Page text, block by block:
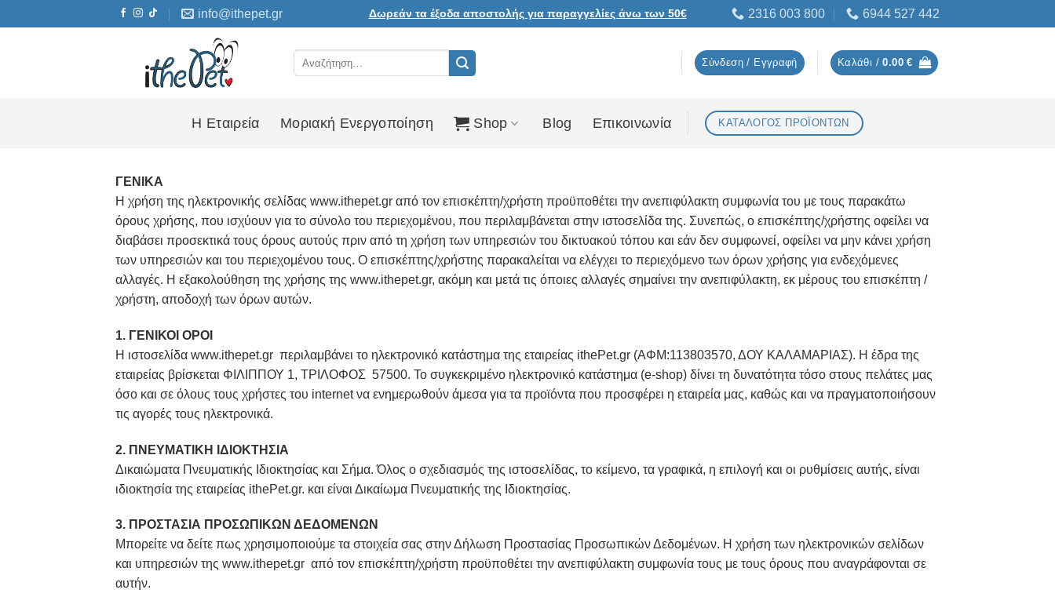
to
info@ithepet.gr Δωρεάν τα έξοδα αποστολής για παραγγελίες άνω των 50€ 2316 003 800 6944 527 442
Σύνδεση / Εγγραφή Καλάθι /0.00€
Η Εταιρεία Μοριακή Ενεργοποίηση Shop Blog Επικοινωνία ΚΑΤΑΛΟΓΟΣ ΠΡΟΪΟΝΤΩΝ
ΓΕΝΙΚΑ
Η χρήση της ηλεκτρονικής σελίδας www.ithepet.gr από τον επισκέπτη/χρήστη προϋποθέτει την ανεπιφύλακτη συμφωνία του με τους παρακάτω
όρους χρήσης, που ισχύουν για το σύνολο του περιεχομένου, που περιλαμβάνεται στην ιστοσελίδα της. Συνεπώς, ο επισκέπτης/χρήστης οφείλει να
διαβάσει προσεκτικά τους όρους αυτούς πριν από τη χρήση των υπηρεσιών του δικτυακού τόπου και εάν δεν συμφωνεί, οφείλει να μην κάνει χρήση
των υπηρεσιών και του περιεχομένου τους. Ο επισκέπτης/χρήστης παρακαλείται να ελέγχει το περιεχόμενο των όρων χρήσης για ενδεχόμενες
αλλαγές. Η εξακολούθηση της χρήσης της www.ithepet.gr, ακόμη και μετά τις όποιες αλλαγές σημαίνει την ανεπιφύλακτη, εκ μέρους του επισκέπτη /
χρήστη, αποδοχή των όρων αυτών.
1. ΓΕΝΙΚΟΙ ΟΡΟΙ
H ιστοσελίδα www.ithepet.gr περιλαμβάνει το ηλεκτρονικό κατάστημα της εταιρείας ithePet.gr (ΑΦΜ:113803570, ΔΟΥ ΚΑΛΑΜΑΡΙΑΣ). Η έδρα της
εταιρείας βρίσκεται ΦΙΛΙΠΠΟΥ 1, ΤΡΙΛΟΦΟΣ 57500. Το συγκεκριμένο ηλεκτρονικό κατάστημα (e-shop) δίνει τη δυνατότητα τόσο στους πελάτες μας
όσο και σε όλους τους χρήστες του internet να ενημερωθούν άμεσα για τα προϊόντα που προσφέρει η εταιρεία μας, καθώς και να πραγματοποιήσουν
τις αγορές τους ηλεκτρονικά.
2. ΠΝΕΥΜΑΤΙΚΗ ΙΔΙΟΚΤΗΣΙΑ
Δικαιώματα Πνευματικής Ιδιοκτησίας και Σήμα. Όλος ο σχεδιασμός της ιστοσελίδας, το κείμενο, τα γραφικά, η επιλογή και οι ρυθμίσεις αυτής, είναι
ιδιοκτησία της εταιρείας ithePet.gr. και είναι Δικαίωμα Πνευματικής της Ιδιοκτησίας.
3. ΠΡΟΣΤΑΣΙΑ ΠΡΟΣΩΠΙΚΩΝ ΔΕΔΟΜΕΝΩΝ
Μπορείτε να δείτε πως χρησιμοποιούμε τα στοιχεία σας στην Δήλωση Προστασίας Προσωπικών Δεδομένων. Η χρήση των ηλεκτρονικών σελίδων
και υπηρεσιών της www.ithepet.gr από τον επισκέπτη/χρήστη προϋποθέτει την ανεπιφύλακτη συμφωνία τους με τους όρους που αναγράφονται σε
αυτήν.